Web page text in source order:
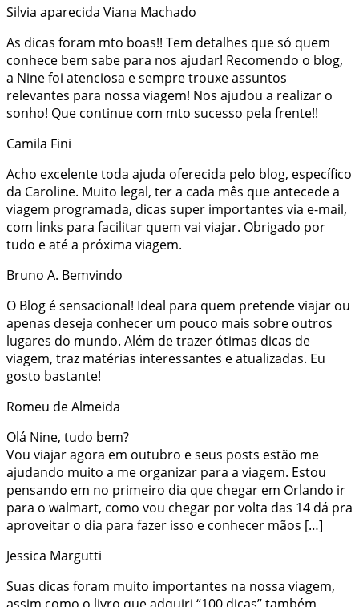
Silvia aparecida Viana Machado
As dicas foram mto boas!! Tem detalhes que só quem
conhece bem sabe para nos ajudar! Recomendo o blog,
a Nine foi atenciosa e sempre trouxe assuntos
relevantes para nossa viagem! Nos ajudou a realizar o
sonho! Que continue com mto sucesso pela frente!!
Camila Fini
Acho excelente toda ajuda oferecida pelo blog, específico
da Caroline. Muito legal, ter a cada mês que antecede a
viagem programada, dicas super importantes via e-mail,
com links para facilitar quem vai viajar. Obrigado por
tudo e até a próxima viagem.
Bruno A. Bemvindo
O Blog é sensacional! Ideal para quem pretende viajar ou
apenas deseja conhecer um pouco mais sobre outros
lugares do mundo. Além de trazer ótimas dicas de
viagem, traz matérias interessantes e atualizadas. Eu
gosto bastante!
Romeu de Almeida
Olá Nine, tudo bem?
Vou viajar agora em outubro e seus posts estão me
ajudando muito a me organizar para a viagem. Estou
pensando em no primeiro dia que chegar em Orlando ir
para o walmart, como vou chegar por volta das 14 dá pra
aproveitar o dia para fazer isso e conhecer mãos […]
Jessica Margutti
Suas dicas foram muito importantes na nossa viagem,